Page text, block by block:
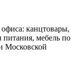
канцтовары,
питания, мебель по
Московской